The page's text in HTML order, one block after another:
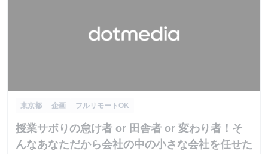
東京都 企画 フルリモートOK
授業サボりの怠け者 or 田舎者 or 変わり者！そ
んなあなただから会社の中の小さな会社を任せた